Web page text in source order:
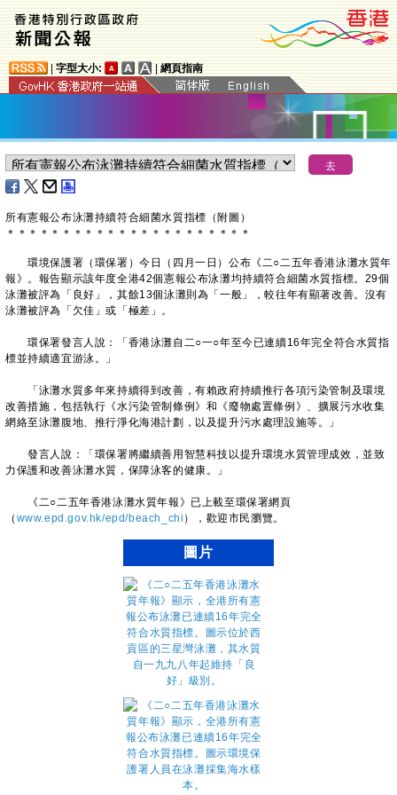
字型大小: 網頁指南
所有憲報公布泳灘持續符合細菌水質指標（附圖）
＊ ＊ ＊ ＊ ＊ ＊ ＊ ＊ ＊ ＊ ＊ ＊ ＊ ＊ ＊ ＊ ＊ ＊ ＊ ＊ ＊ ＊
​ 環境保護署（環保署）今日（四月一日）公布《二○二五年香港泳灘水質年
報》。報告顯示該年度全港42個憲報公布泳灘均持續符合細菌水質指標。29個
泳灘被評為「良好」，其餘13個泳灘則為「一般」，較往年有顯著改善。沒有
泳灘被評為「欠佳」或「極差」。
環保署發言人說：「香港泳灘自二○一○年至今已連續16年完全符合水質指
標並持續適宜游泳。」
「泳灘水質多年來持續得到改善，有賴政府持續推行各項污染管制及環境
改善措施，包括執行《水污染管制條例》和《廢物處置條例》、擴展污水收集
網絡至泳灘腹地、推行淨化海港計劃，以及提升污水處理設施等。」
發言人說：「環保署將繼續善用智慧科技以提升環境水質管理成效，並致
力保護和改善泳灘水質，保障泳客的健康。」
《二○二五年香港泳灘水質年報》已上載至環保署網頁
（ www.epd.gov.hk/epd/beach_chi ），歡迎市民瀏覽。
圖片